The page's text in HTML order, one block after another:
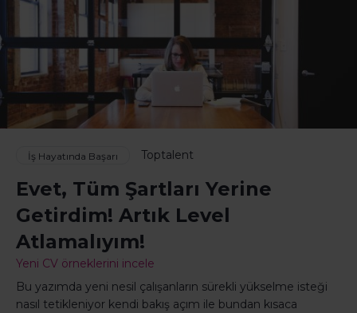
İş Hayatında Başarı Toptalent
Evet, Tüm Şartları Yerine
Getirdim! Artık Level
Atlamalıyım!
Yeni CV örneklerini incele
Bu yazımda yeni nesil çalışanların sürekli yükselme isteği
nasıl tetikleniyor kendi bakış açım ile bundan kısaca